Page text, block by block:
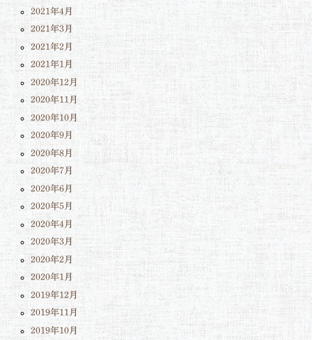
2021年4月
2021年3月
2021年2月
2021年1月
2020年12月
2020年11月
2020年10月
2020年9月
2020年8月
2020年7月
2020年6月
2020年5月
2020年4月
2020年3月
2020年2月
2020年1月
2019年12月
2019年11月
2019年10月